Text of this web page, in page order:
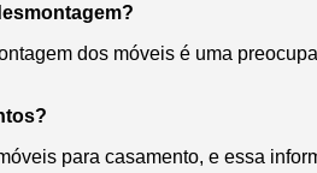
dos móveis é uma
para casamento, e essa